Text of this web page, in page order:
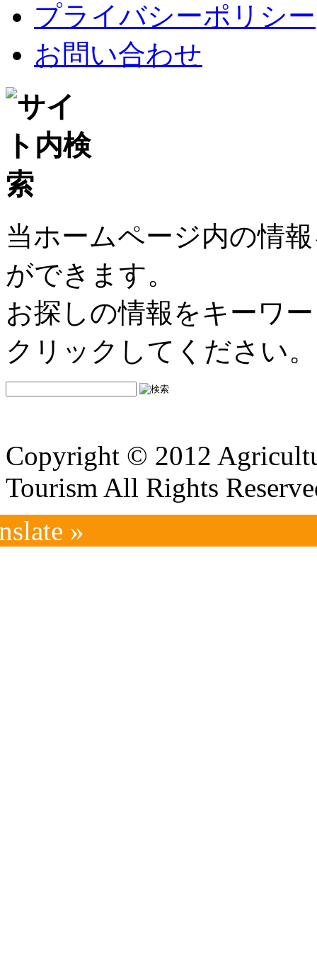
プライバシーポリシー
お問い合わせ
当ホームページ内の情
ができます。
お探しの情報をキーワ
クリックしてください。
Copyright © 2012
Tourism All Rights
»